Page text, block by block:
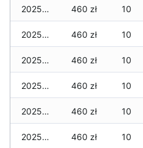
2025-12-08 460 zł 10
2025-12-07 460 zł 10
2025-12-06 460 zł 10
2025-12-05 460 zł 10
2025-12-04 460 zł 10
2025-12-03 460 zł 10